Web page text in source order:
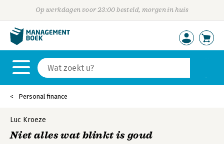
Op werkdagen voor 23:00 besteld, morgen in huis
Personal finance
Luc Kroeze
Niet alles wat blinkt is goud